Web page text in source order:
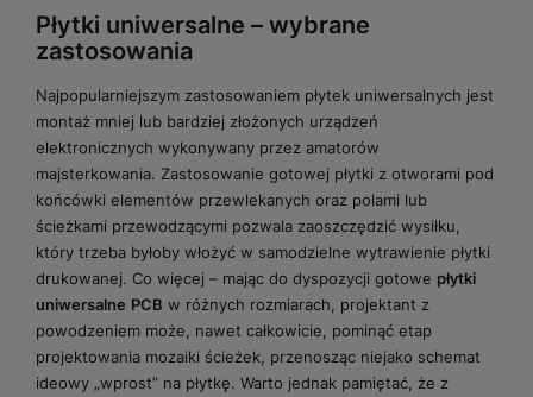
Płytki uniwersalne – wybrane
zastosowania
Najpopularniejszym zastosowaniem płytek uniwersalnych jest
montaż mniej lub bardziej złożonych urządzeń
elektronicznych wykonywany przez amatorów
majsterkowania. Zastosowanie gotowej płytki z otworami pod
końcówki elementów przewlekanych oraz polami lub
ścieżkami przewodzącymi pozwala zaoszczędzić wysiłku,
który trzeba byłoby włożyć w samodzielne wytrawienie płytki
drukowanej. Co więcej – mając do dyspozycji gotowe płytki
uniwersalne PCB w różnych rozmiarach, projektant z
powodzeniem może, nawet całkowicie, pominąć etap
projektowania mozaiki ścieżek, przenosząc niejako schemat
ideowy „wprost” na płytkę. Warto jednak pamiętać, że z